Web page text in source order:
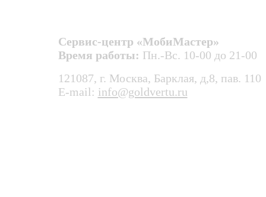
Сервис-центр «МобиМастер»
Время работы: Пн.-Вс. 10-00 до 21-00
121087, г. Москва, Барклая, д,8, пав. 110
E-mail: info@goldvertu.ru